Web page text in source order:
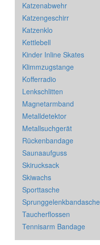
Katzenabwehr
Katzengeschirr
Katzenklo
Kettlebell
Kinder Inline Skates
Klimmzugstange
Kofferradio
Lenkschlitten
Magnetarmband
Metalldetektor
Metallsuchgerät
Rückenbandage
Saunaaufguss
Skirucksack
Skiwachs
Sporttasche
Sprunggelenkbandasche
Taucherflossen
Tennisarm Bandage